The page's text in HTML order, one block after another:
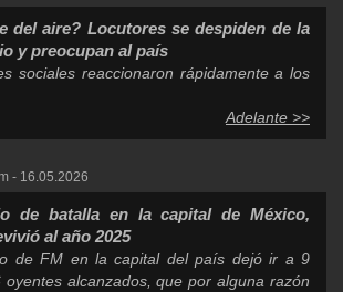
del aire? Locutores se despiden de la
y preocupan al país
sociales reaccionaron rápidamente a los
Adelante >>
- 16.05.2026
de batalla en la capital de México,
al año 2025
de FM en la capital del país dejó ir a 9
oyentes alcanzados, que por alguna razón